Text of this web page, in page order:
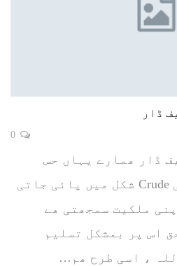
ڈار
ڈار ھمارے یہاں حس
ملکیت اپنی انتہائی Crude شکل میں پائی جاتی
ملکیت سمجھتی ھے
اس پر بمشکل تسلیم
، اسی طرح ھم…